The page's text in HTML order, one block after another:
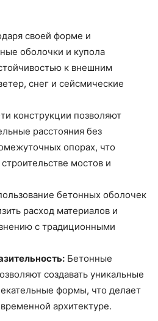
своей форме и
оболочки и купола
к внешним
снег и сейсмические
конструкции позволяют
расстояния без
опорах, что
мостов и
бетонных оболочек
расход материалов и
с традиционными
Бетонные
создавать уникальные
формы, что делает
архитектуре.